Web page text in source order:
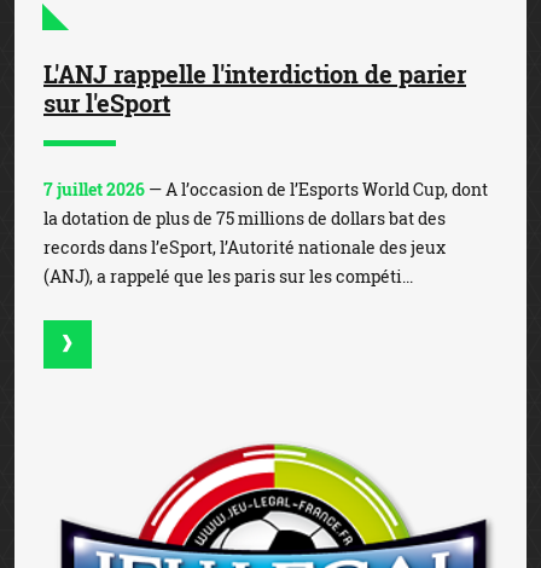
L'ANJ rappelle l'interdiction de parier
sur l'eSport
7 juillet 2026 — A l’occasion de l’Esports World Cup, dont
la dotation de plus de 75 millions de dollars bat des
records dans l’eSport, l’Autorité nationale des jeux
(ANJ), a rappelé que les paris sur les compéti...